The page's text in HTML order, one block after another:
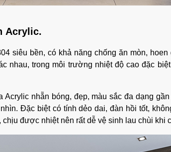
Acrylic.
siêu bền, có khả năng chống ăn mòn,
nhau, trong môi trường nhiệt độ cao đặc
nhẵn bóng, đẹp, màu sắc đa dạng
Đặc biệt có tính dẻo dai, đàn hồi tốt,
chịu được nhiệt nên rất dễ vệ sinh lau chùi khi